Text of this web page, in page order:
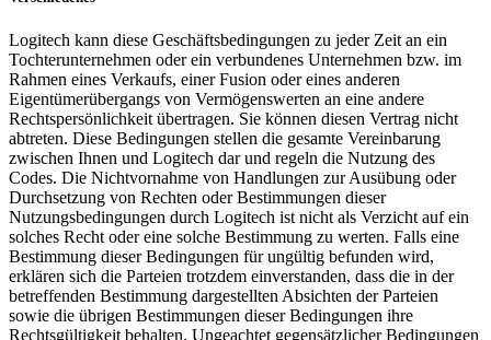
Logitech kann diese Geschäftsbedingungen zu jeder Zeit an ein
Tochterunternehmen oder ein verbundenes Unternehmen bzw. im
Rahmen eines Verkaufs, einer Fusion oder eines anderen
Eigentümerübergangs von Vermögenswerten an eine andere
Rechtspersönlichkeit übertragen. Sie können diesen Vertrag nicht
abtreten. Diese Bedingungen stellen die gesamte Vereinbarung
zwischen Ihnen und Logitech dar und regeln die Nutzung des
Codes. Die Nichtvornahme von Handlungen zur Ausübung oder
Durchsetzung von Rechten oder Bestimmungen dieser
Nutzungsbedingungen durch Logitech ist nicht als Verzicht auf ein
solches Recht oder eine solche Bestimmung zu werten. Falls eine
Bestimmung dieser Bedingungen für ungültig befunden wird,
erklären sich die Parteien trotzdem einverstanden, dass die in der
betreffenden Bestimmung dargestellten Absichten der Parteien
sowie die übrigen Bestimmungen dieser Bedingungen ihre
Rechtsgültigkeit behalten. Ungeachtet gegensätzlicher Bedingungen